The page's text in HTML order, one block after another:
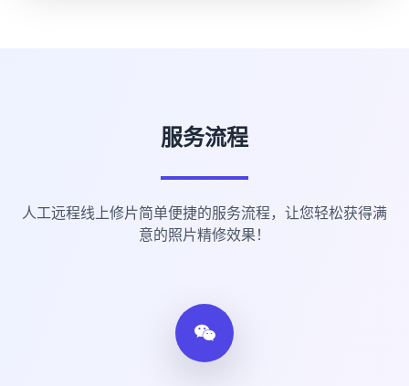
服务流程
人工远程线上修片简单便捷的服务流程，让您轻松获得满
意的照片精修效果！